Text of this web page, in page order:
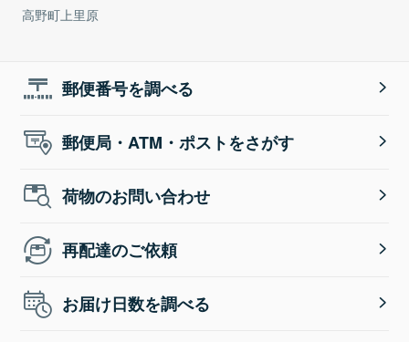
高野町上里原
郵便番号を調べる
郵便局・ATM・ポストをさがす
荷物のお問い合わせ
再配達のご依頼
お届け日数を調べる